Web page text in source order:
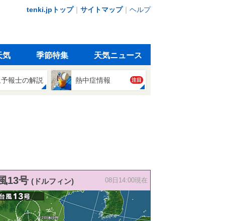
tenki.jpトップ｜ サイトマップ｜ ヘルプ
気 季節特集 天気ニュース
報士の解説 熱中症情報 注目
13号 (ドルフィン) 08日14:00現在